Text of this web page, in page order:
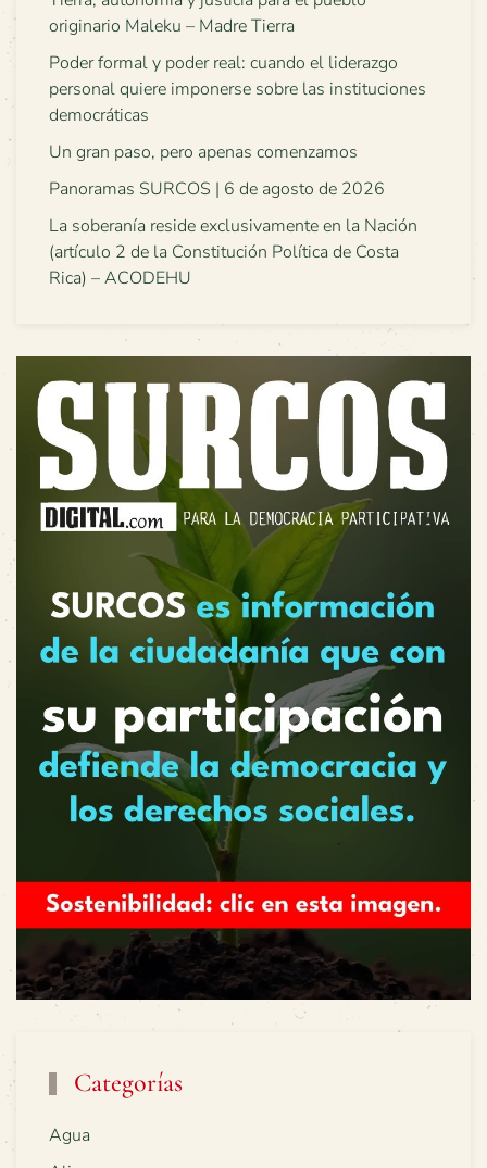
originario Maleku – Madre Tierra
Poder formal y poder real: cuando el liderazgo
personal quiere imponerse sobre las instituciones
democráticas
Un gran paso, pero apenas comenzamos
Panoramas SURCOS | 6 de agosto de 2026
La soberanía reside exclusivamente en la Nación
(artículo 2 de la Constitución Política de Costa
Rica) – ACODEHU
Categorías
Agua